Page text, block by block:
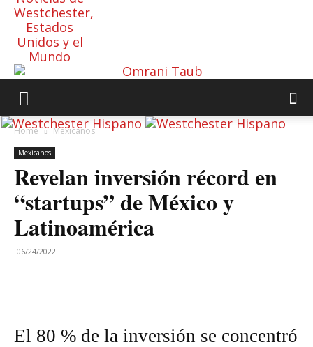
Westchester,
Estados
Unidos y el
Mundo
Home Mexicanos
Mexicanos
Revelan inversión récord en
“startups” de México y
Latinoamérica
06/24/2022
El 80 % de la inversión se concentró